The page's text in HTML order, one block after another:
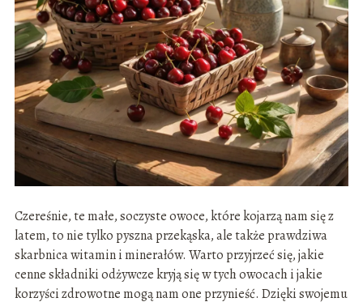
Czereśnie, te małe, soczyste owoce, które kojarzą nam się z
latem, to nie tylko pyszna przekąska, ale także prawdziwa
skarbnica witamin i minerałów. Warto przyjrzeć się, jakie
cenne składniki odżywcze kryją się w tych owocach i jakie
korzyści zdrowotne mogą nam one przynieść. Dzięki swojemu